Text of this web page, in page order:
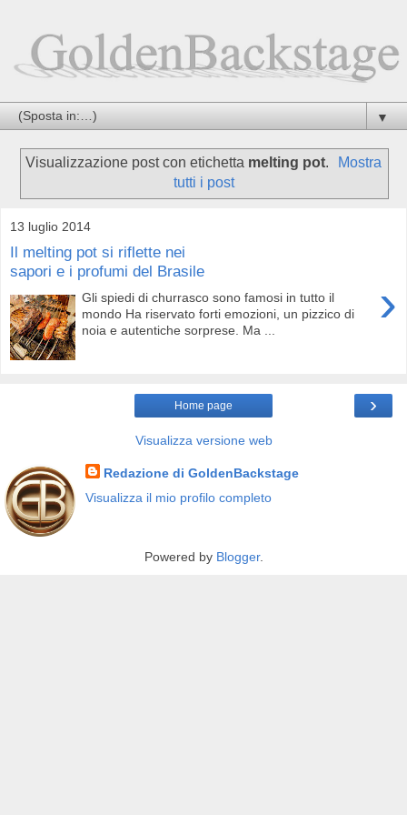
▼
Visualizzazione post con etichetta melting pot.
Mostra
tutti i post
13 luglio 2014
Il melting pot si riflette nei
sapori e i profumi del Brasile
›
Gli spiedi di churrasco sono famosi in tutto il
mondo Ha riservato forti emozioni, un pizzico di
noia e autentiche sorprese. Ma ...
›
Home page
Visualizza versione web
Redazione di GoldenBackstage
Visualizza il mio profilo completo
Powered by Blogger.